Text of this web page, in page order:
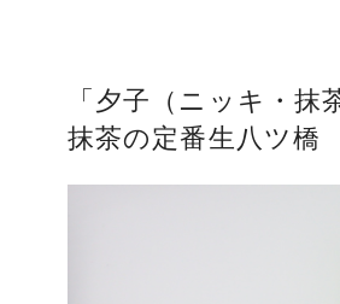
「夕子（ニッキ・
抹茶の定番生八ツ橋